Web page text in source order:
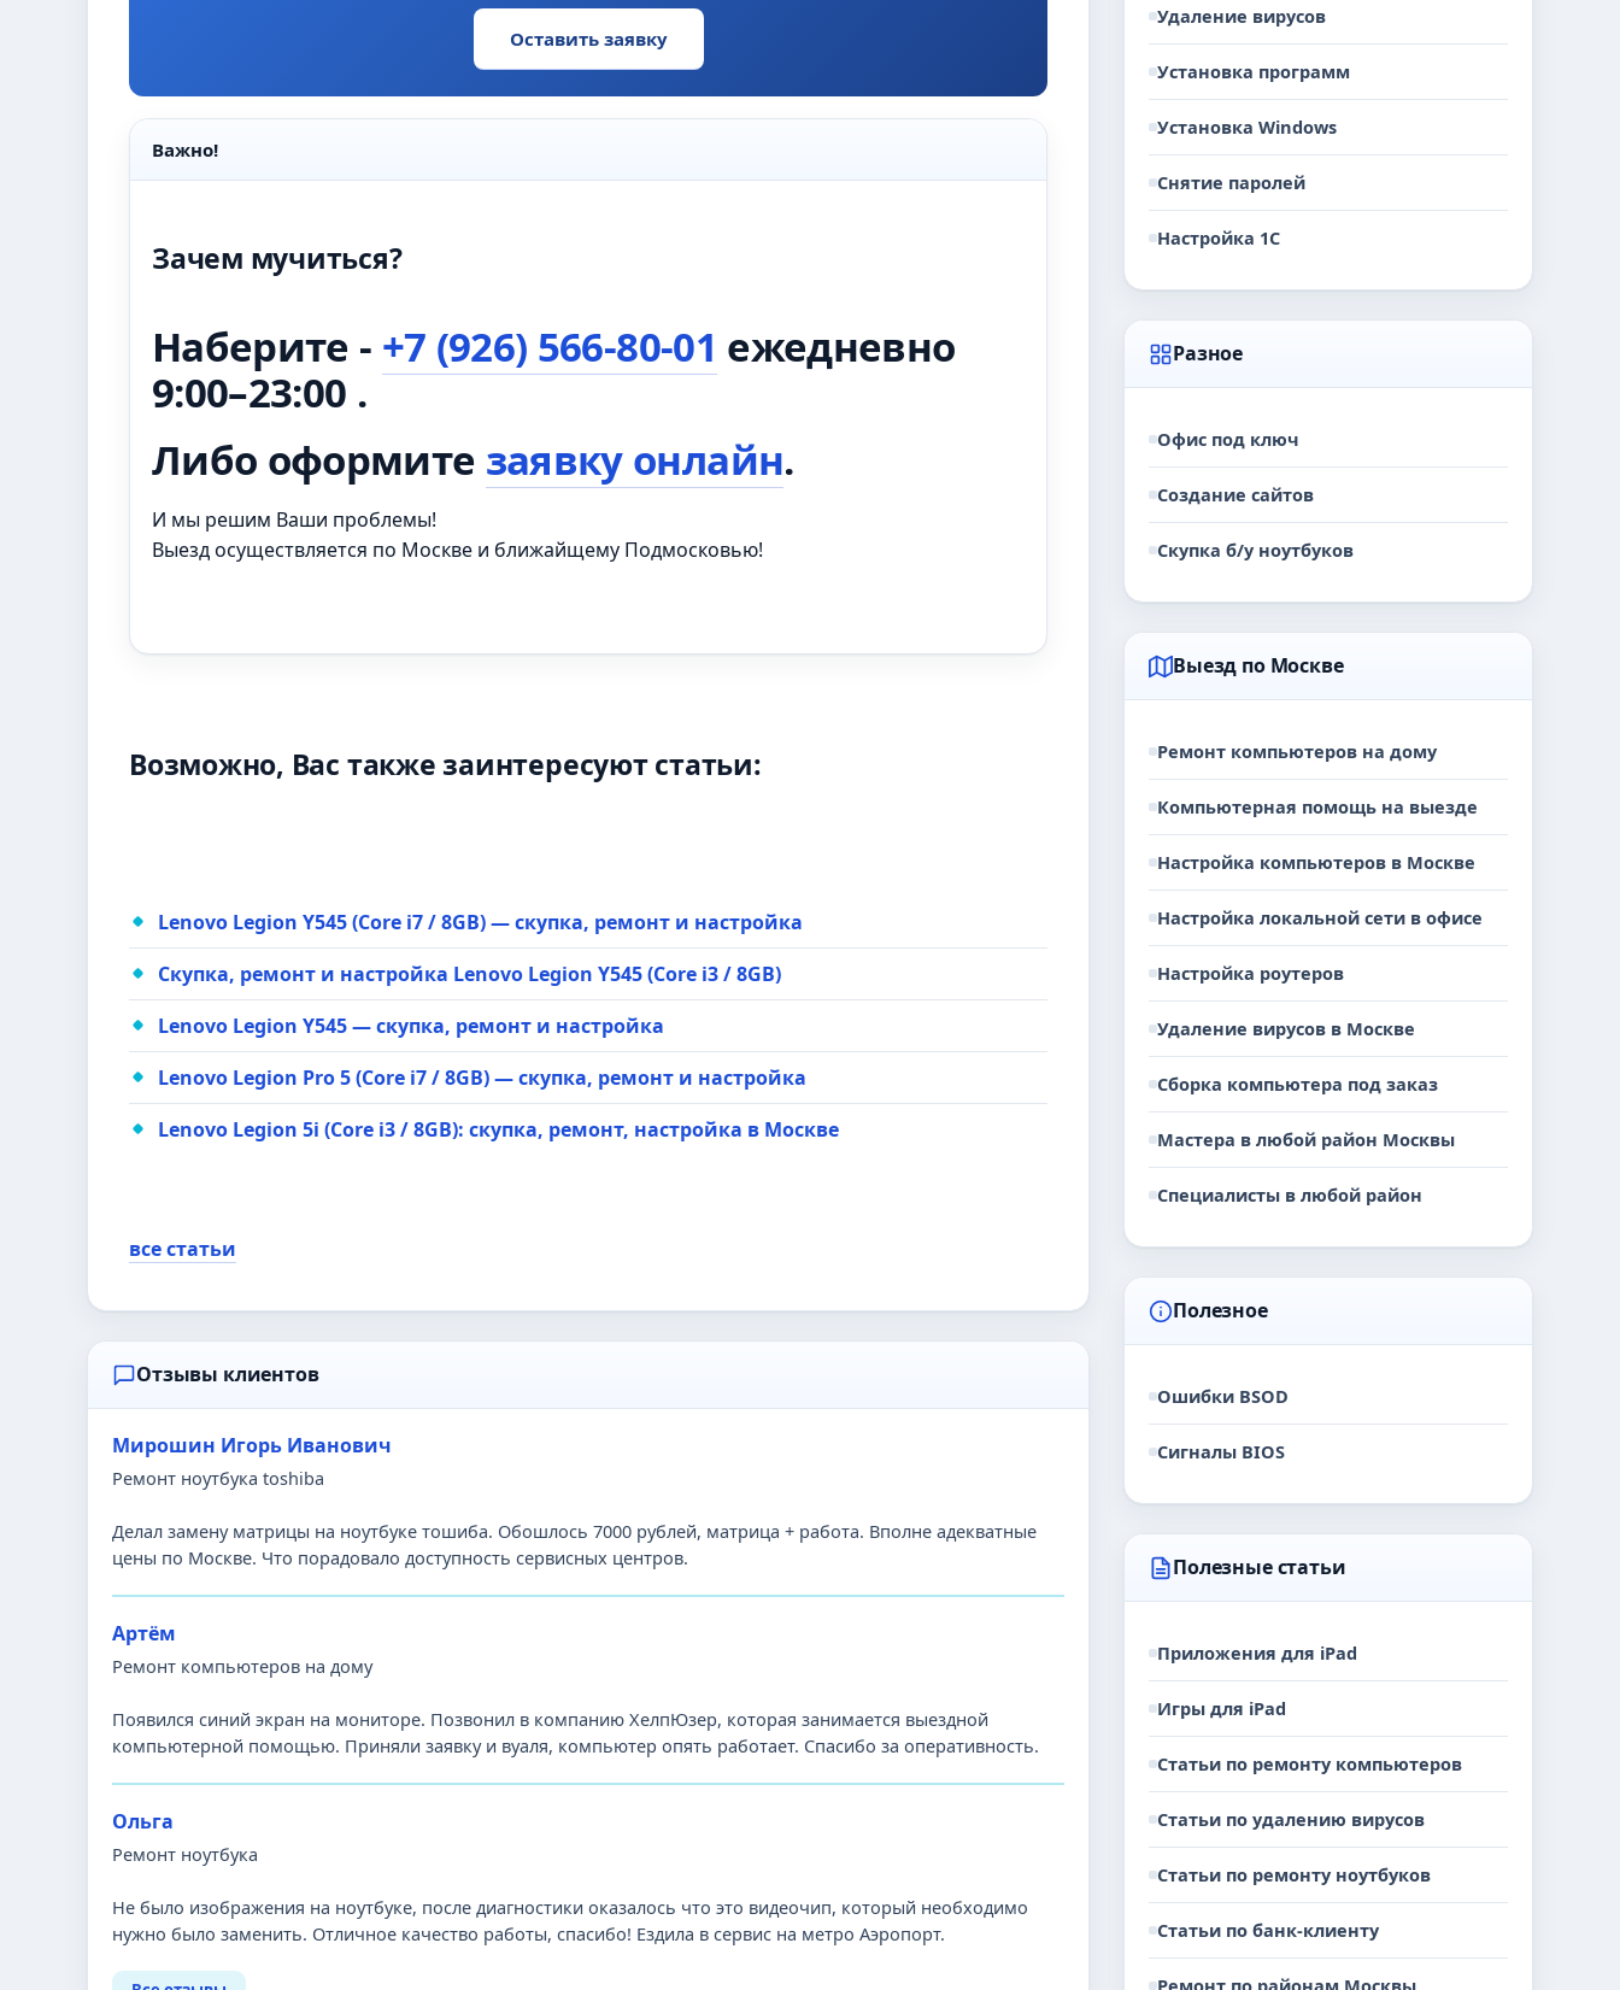
Оставить заявку
Важно!
Зачем мучиться?
Наберите - +7 (926) 566-80-01 ежедневно
9:00–23:00 .
Либо оформите заявку онлайн.
И мы решим Ваши проблемы!
Выезд осуществляется по Москве и ближайщему Подмосковью!
Возможно, Вас также заинтересуют статьи:
Lenovo Legion Y545 (Core i7 / 8GB) — скупка, ремонт и настройка
Скупка, ремонт и настройка Lenovo Legion Y545 (Core i3 / 8GB)
Lenovo Legion Y545 — скупка, ремонт и настройка
Lenovo Legion Pro 5 (Core i7 / 8GB) — скупка, ремонт и настройка
Lenovo Legion 5i (Core i3 / 8GB): скупка, ремонт, настройка в Москве
все статьи
Отзывы клиентов
Мирошин Игорь Иванович
Ремонт ноутбука toshiba
Делал замену матрицы на ноутбуке тошиба. Обошлось 7000 рублей, матрица + работа. Вполне адекватные
цены по Москве. Что порадовало доступность сервисных центров.
Артём
Ремонт компьютеров на дому
Появился синий экран на мониторе. Позвонил в компанию ХелпЮзер, которая занимается выездной
компьютерной помощью. Приняли заявку и вуаля, компьютер опять работает. Спасибо за оперативность.
Ольга
Ремонт ноутбука
Не было изображения на ноутбуке, после диагностики оказалось что это видеочип, который необходимо
нужно было заменить. Отличное качество работы, спасибо! Ездила в сервис на метро Аэропорт.
Удаление вирусов
Установка программ
Установка Windows
Снятие паролей
Настройка 1С
Разное
Офис под ключ
Создание сайтов
Скупка б/у ноутбуков
Выезд по Москве
Ремонт компьютеров на дому
Компьютерная помощь на выезде
Настройка компьютеров в Москве
Настройка локальной сети в офисе
Настройка роутеров
Удаление вирусов в Москве
Сборка компьютера под заказ
Мастера в любой район Москвы
Специалисты в любой район
Полезное
Ошибки BSOD
Сигналы BIOS
Полезные статьи
Приложения для iPad
Игры для iPad
Статьи по ремонту компьютеров
Статьи по удалению вирусов
Статьи по ремонту ноутбуков
Статьи по банк-клиенту
Ремонт по районам Москвы